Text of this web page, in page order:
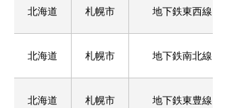
北海道 札幌市 地下鉄東西線
北海道 札幌市 地下鉄南北線
北海道 札幌市 地下鉄東豊線